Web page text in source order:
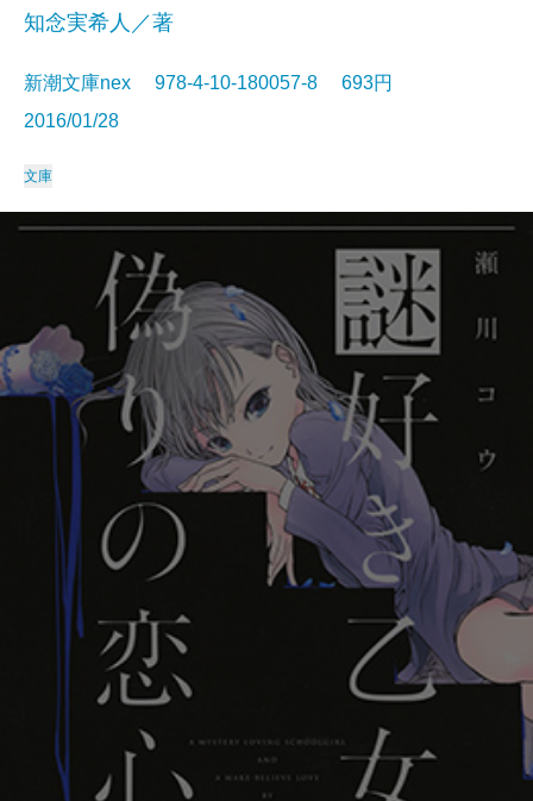
知念実希人／著
新潮文庫nex 978-4-10-180057-8 693円
2016/01/28
文庫